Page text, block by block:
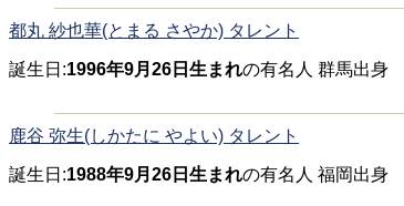
都丸 紗也華(とまる さやか) タレント
誕生日:1996年9月26日生まれの有名人 群馬出身
鹿谷 弥生(しかたに やよい) タレント
誕生日:1988年9月26日生まれの有名人 福岡出身